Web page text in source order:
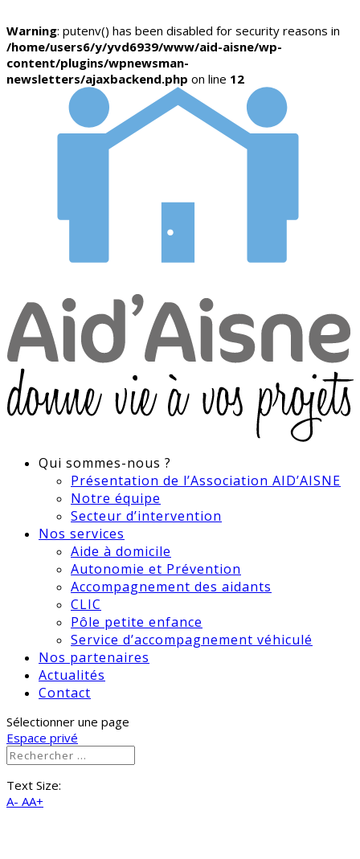
Warning: putenv() has been disabled for security reasons in
/home/users6/y/yvd6939/www/aid-aisne/wp-
content/plugins/wpnewsman-
newsletters/ajaxbackend.php on line 12
Qui sommes-nous ?
Présentation de l’Association AID’AISNE
Notre équipe
Secteur d’intervention
Nos services
Aide à domicile
Autonomie et Prévention
Accompagnement des aidants
CLIC
Pôle petite enfance
Service d’accompagnement véhiculé
Nos partenaires
Actualités
Contact
Sélectionner une page
Espace privé
Text Size:
A- AA+